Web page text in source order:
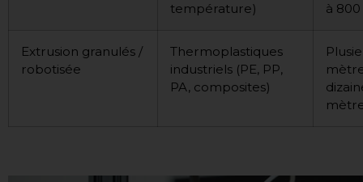
température)
à
Extrusion granulés /
robotisée
Thermoplastiques
industriels (PE, PP,
PA, composites)